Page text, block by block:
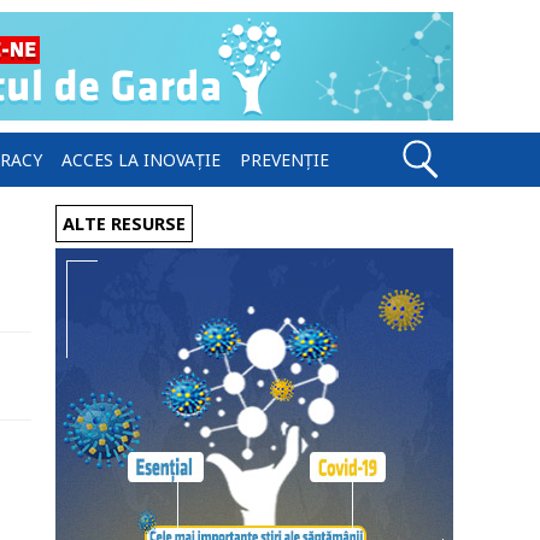
ACCES LA INOVAȚIE PREVENȚIE
ALTE RESURSE